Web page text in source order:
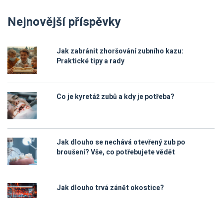
Nejnovější příspěvky
Jak zabránit zhoršování zubního kazu:
Praktické tipy a rady
Co je kyretáž zubů a kdy je potřeba?
Jak dlouho se nechává otevřený zub po
broušení? Vše, co potřebujete vědět
Jak dlouho trvá zánět okostice?